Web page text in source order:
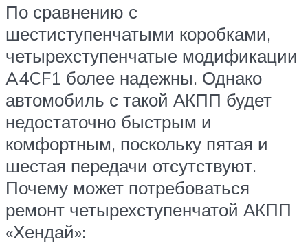
По сравнению с
шестиступенчатыми коробками,
четырехступенчатые модификации
A4CF1 более надежны. Однако
автомобиль с такой АКПП будет
недостаточно быстрым и
комфортным, поскольку пятая и
шестая передачи отсутствуют.
Почему может потребоваться
ремонт четырехступенчатой АКПП
«Хендай»: